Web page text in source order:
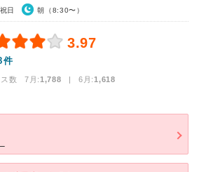
日 朝（8:30〜）
3.97
件
ス数 7月:1,788 | 6月:1,618